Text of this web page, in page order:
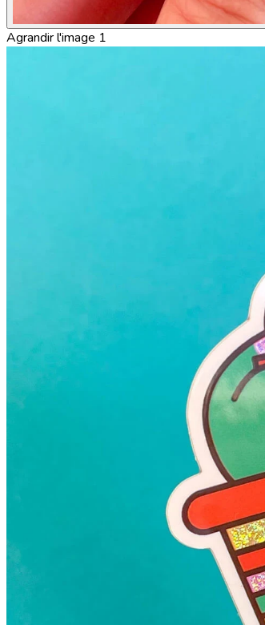
Agrandir l'image 1